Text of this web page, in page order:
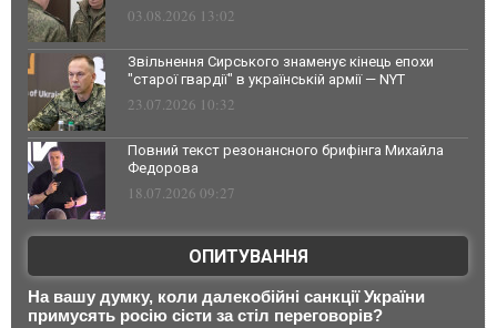
03.08.2026 13:02
Звільнення Сирського знаменує кінець епохи
"старої гвардії" в українській армії — NYT
23.07.2026 10:32
Повний текст резонансного брифінга Михайла
Федорова
18.07.2026 09:27
ОПИТУВАННЯ
На вашу думку, коли далекобійні санкції України
примусять росію сісти за стіл переговорів?